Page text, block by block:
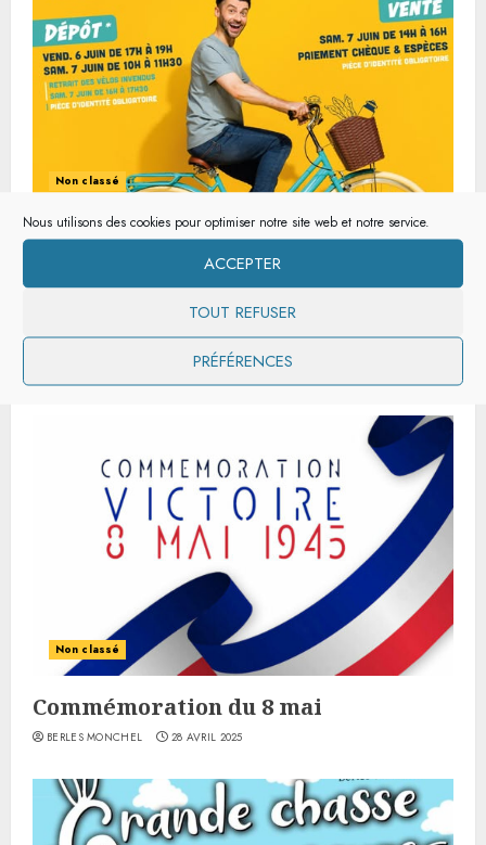
Nous utilisons des cookies pour optimiser notre site web et notre service.
ACCEPTER
TOUT REFUSER
PRÉFÉRENCES
Non classé
Bourse aux vélos
14 MAI 2025
Vous avez un vélo à vendre ou vous êtes à la
Non classé
Commémoration du 8 mai
BERLES MONCHEL 28 AVRIL 2025